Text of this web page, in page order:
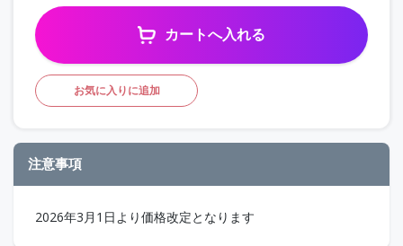
カートへ入れる
お気に入りに追加
注意事項
2026年3月1日より価格改定となります